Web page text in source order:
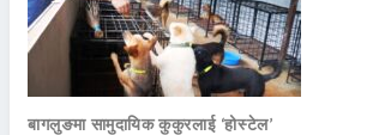
बागलुङमा सामुदायिक कुकुरलाई ‘होस्टेल’